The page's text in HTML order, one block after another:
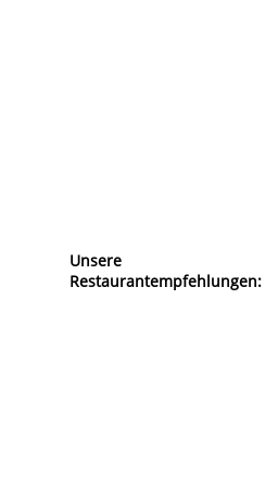
Unsere
Restaurantempfehlungen: